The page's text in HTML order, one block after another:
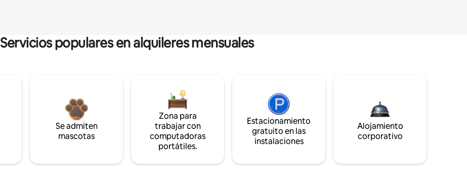
Servicios populares en alquileres mensuales
Se admiten
mascotas
Zona para
trabajar con
computadoras
portátiles.
Estacionamiento
gratuito en las
instalaciones
Alojamiento
corporativo